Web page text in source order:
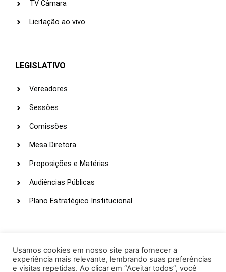
TV Câmara
Licitação ao vivo
LEGISLATIVO
Vereadores
Sessões
Comissões
Mesa Diretora
Proposições e Matérias
Audiências Públicas
Plano Estratégico Institucional
Webmail
Intranet
Usamos cookies em nosso site para fornecer a
experiência mais relevante, lembrando suas preferências
e visitas repetidas. Ao clicar em “Aceitar todos”, você